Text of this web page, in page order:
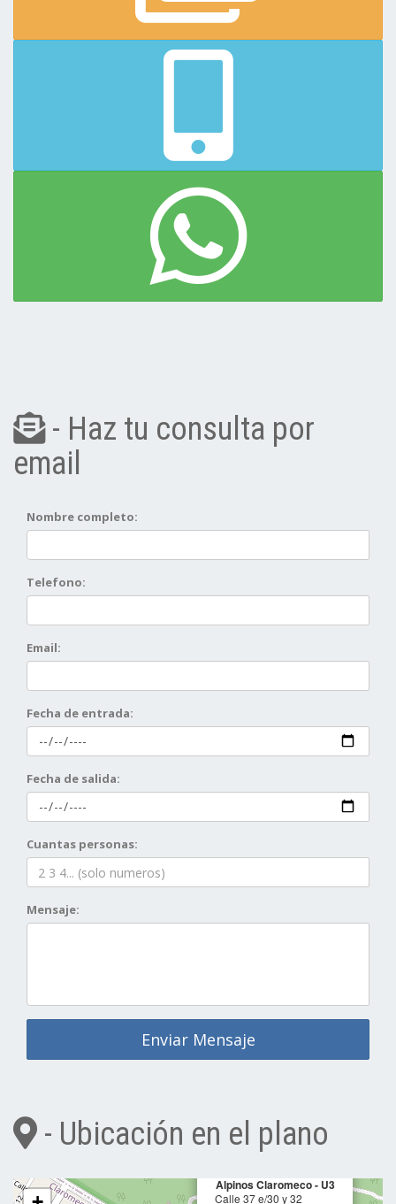
- Haz tu consulta por
email
Nombre completo:
Telefono:
Email:
Fecha de entrada:
Fecha de salida:
Cuantas personas:
Mensaje:
Enviar Mensaje
- Ubicación en el plano
Alpinos Claromeco - U3
Calle 37 e/30 y 32